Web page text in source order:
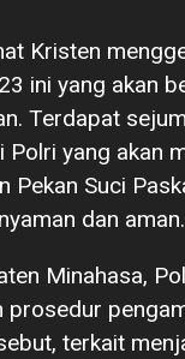
Kristen
ini yang akan
Terdapat
Polri yang akan
Pekan Suci
dan aman.
Minahasa,
prosedur
terkait